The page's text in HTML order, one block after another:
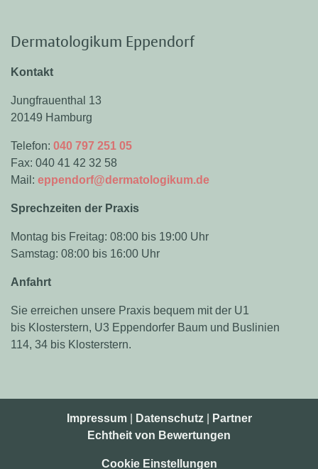
Dermatologikum Eppendorf
Kontakt
Jungfrauenthal 13
20149 Hamburg
Telefon: 040 797 251 05
Fax: 040 41 42 32 58
Mail: eppendorf@dermatologikum.de
Sprechzeiten der Praxis
Montag bis Freitag: 08:00 bis 19:00 Uhr
Samstag: 08:00 bis 16:00 Uhr
Anfahrt
Sie erreichen unsere Praxis bequem mit der U1
bis Klosterstern, U3 Eppendorfer Baum und Buslinien
114, 34 bis Klosterstern.
Impressum| Datenschutz|
Partner
Echtheit von Bewertungen
Cookie Einstellungen